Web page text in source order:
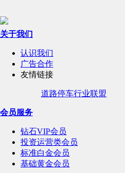
关于我们
认识我们
广告合作
友情链接
道路停车行业联盟
会员服务
钻石VIP会员
投资运营类会员
标准白金会员
基础黄金会员